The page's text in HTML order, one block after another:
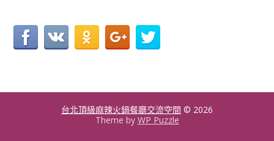
台北頂級麻辣火鍋餐廳交流空間 © 2026
Theme by WP Puzzle